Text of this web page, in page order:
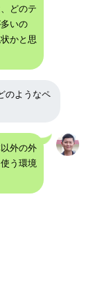
どのテ
いの
かと思
のようなペ
外の外
う環境